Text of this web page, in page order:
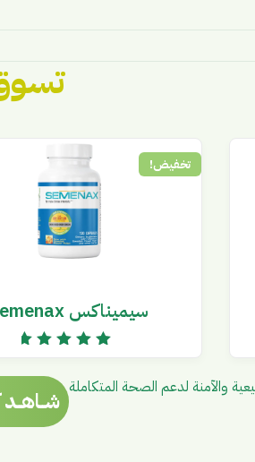
تخفيض!
سيميناكس Semenax
والآمنة لدعم الصحة المتكاملة شــاهــد